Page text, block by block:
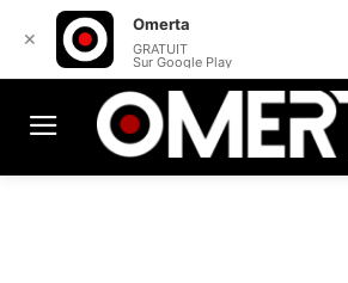
✕
Omerta
GRATUIT
Sur Google Play